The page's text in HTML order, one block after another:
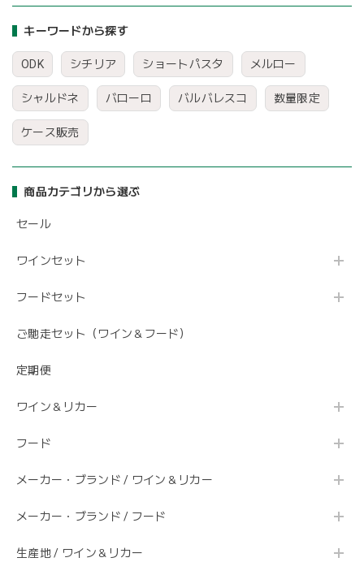
キーワードから探す
ODK シチリア ショートパスタ メルロー
シャルドネ バローロ バルバレスコ 数量限定
ケース販売
商品カテゴリから選ぶ
セール
ワインセット
フードセット
ご馳走セット（ワイン＆フード）
定期便
ワイン＆リカー
フード
メーカー・ブランド / ワイン＆リカー
メーカー・ブランド / フード
生産地 / ワイン＆リカー